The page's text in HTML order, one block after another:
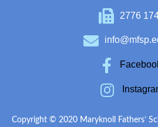
2776
Copyright © 2020 Maryknoll Fathers’